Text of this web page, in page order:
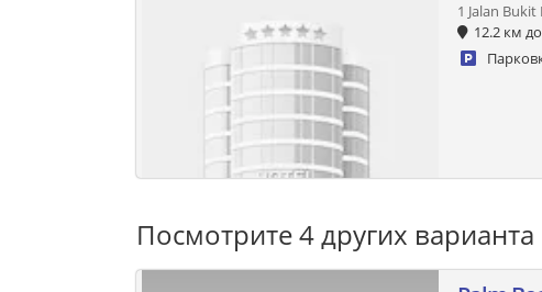
1 Jalan
12.2 км
Посмотрите 4 других